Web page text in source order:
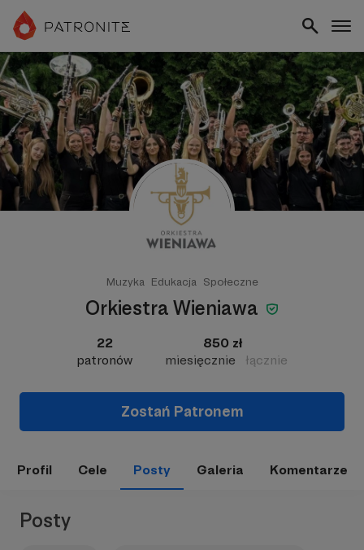
Muzyka Edukacja Społeczne
Orkiestra Wieniawa
22
patronów
850 zł
miesięcznie
łącznie
Zostań Patronem
Profil Cele Posty Galeria Komentarze
Posty